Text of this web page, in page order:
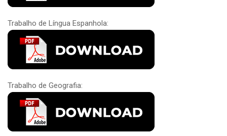
Trabalho de Língua Espanhola:
Trabalho de Geografia: